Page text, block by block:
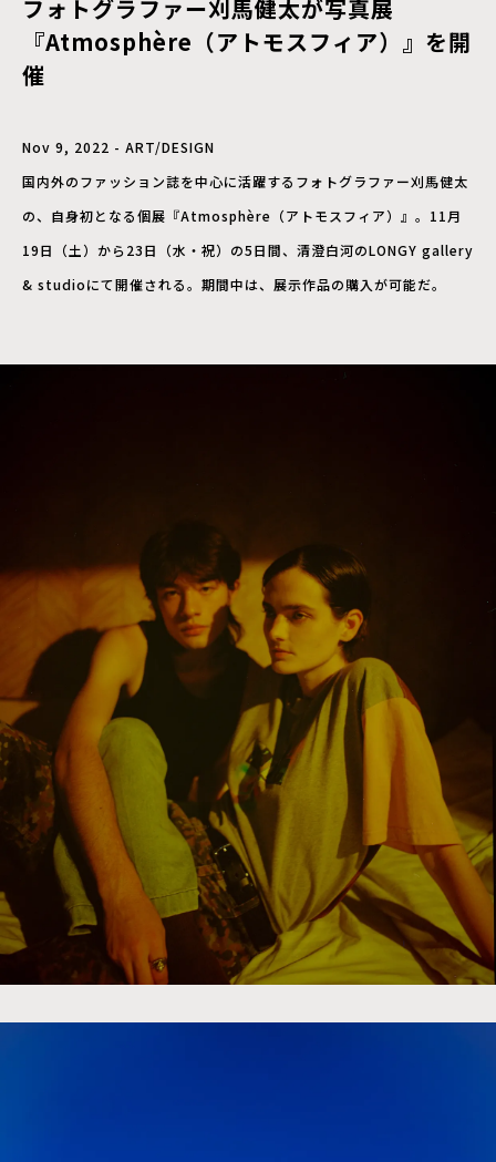
フォトグラファー刈馬健太が写真展
『Atmosphère（アトモスフィア）』を開
催
Nov 9, 2022 - ART/DESIGN
国内外のファッション誌を中心に活躍するフォトグラファー刈馬健太
の、自身初となる個展『Atmosphère（アトモスフィア）』。11月
19日（土）から23日（水・祝）の5日間、清澄白河のLONGY gallery
& studioにて開催される。期間中は、展示作品の購入が可能だ。